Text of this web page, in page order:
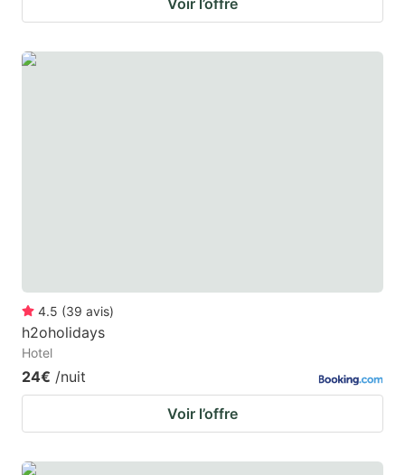
Voir l’offre
4.5 (39 avis)
h2oholidays
Hotel
24€ /nuit
Voir l’offre